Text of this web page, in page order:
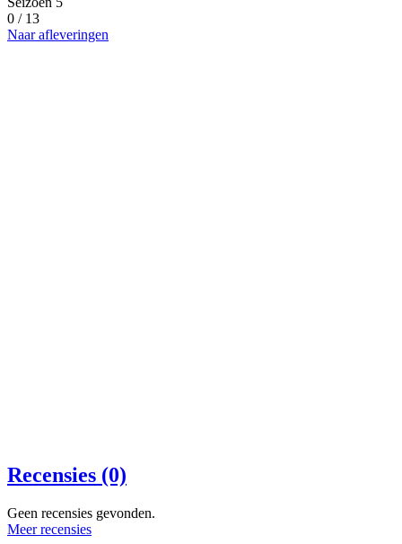
0 / 13
Naar afleveringen
Recensies (0)
Geen recensies gevonden.
Meer recensies